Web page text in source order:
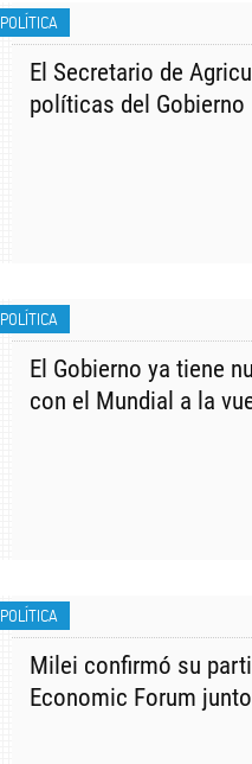
POLÍTICA
El Secretario de
políticas del
POLÍTICA
El Gobierno ya tiene
con el Mundial a la
POLÍTICA
Milei confirmó su
Economic Forum